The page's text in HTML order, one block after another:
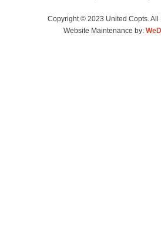
Copyright © 2023 United Copts. All
Website Maintenance by: